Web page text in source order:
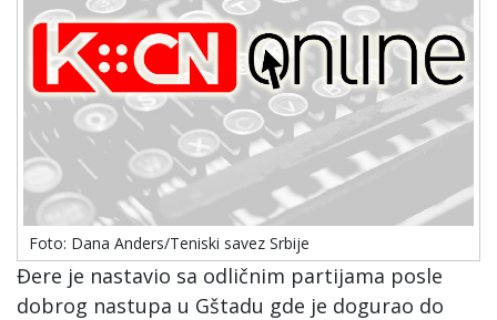
Foto: Dana Anders/Teniski savez Srbije
Đere je nastavio sa odličnim partijama posle
dobrog nastupa u Gštadu gde je dogurao do